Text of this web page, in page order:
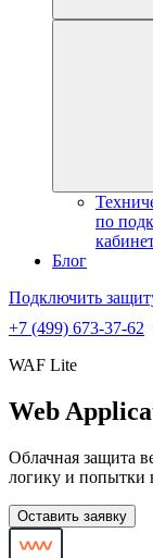
по
Блог
Подключить
+7 (499) 673-37-62
WAF Lite
Web
Облачная защита
логику и попытки
Оставить заявку